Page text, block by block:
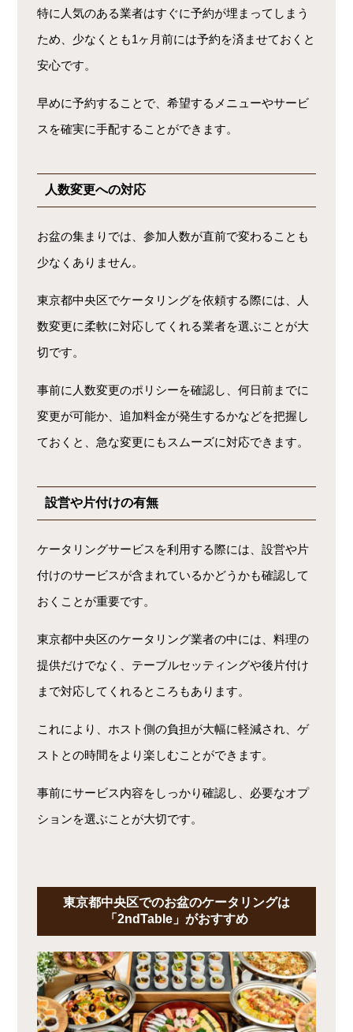
特に人気のある業者はすぐに予約が埋まってしまう
ため、少なくとも1ヶ月前には予約を済ませておくと
安心です。
早めに予約することで、希望するメニューやサービ
スを確実に手配することができます。
人数変更への対応
お盆の集まりでは、参加人数が直前で変わることも
少なくありません。
東京都中央区でケータリングを依頼する際には、人
数変更に柔軟に対応してくれる業者を選ぶことが大
切です。
事前に人数変更のポリシーを確認し、何日前までに
変更が可能か、追加料金が発生するかなどを把握し
ておくと、急な変更にもスムーズに対応できます。
設営や片付けの有無
ケータリングサービスを利用する際には、設営や片
付けのサービスが含まれているかどうかも確認して
おくことが重要です。
東京都中央区のケータリング業者の中には、料理の
提供だけでなく、テーブルセッティングや後片付け
まで対応してくれるところもあります。
これにより、ホスト側の負担が大幅に軽減され、ゲ
ストとの時間をより楽しむことができます。
事前にサービス内容をしっかり確認し、必要なオプ
ションを選ぶことが大切です。
東京都中央区でのお盆のケータリングは
「2ndTable」がおすすめ